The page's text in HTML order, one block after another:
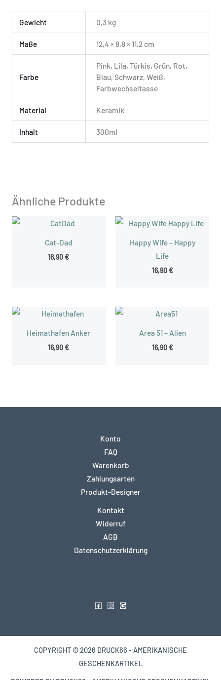
Gewicht 0,3 kg
Maße 12,4 × 8,8 × 11,2 cm
Farbe
Pink, Lila, Türkis, Grün, Rot,
Blau, Schwarz, Weiß,
Farbwechseltasse
Material Keramik
Inhalt 300ml
Ähnliche Produkte
Cat-Dad
16,90 €
Happy Wife – Happy
Life
16,90 €
Heimathafen Anker
16,90 €
Area 51 – Alien
16,90 €
Konto
FAQ
Warenkorb
Zahlungsarten
Produkt-Designer
Kontakt
Widerruf
AGB
Datenschutzerklärung
COPYRIGHT © 2026 DRUCK66 - AMERIKANISCHE
GESCHENKARTIKEL